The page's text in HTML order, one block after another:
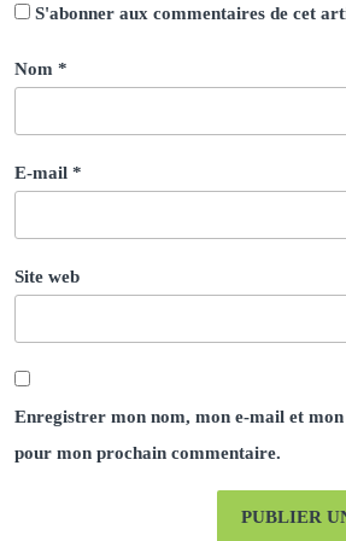
S'abonner aux commentaires de cet
Nom *
E-mail *
Site web
Enregistrer mon nom, mon e-mail et
pour mon prochain commentaire.